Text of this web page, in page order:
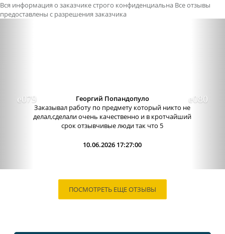
Вся информация о заказчике строго конфиденциальна Все отзывы
предоставлены с разрешения заказчика
Отличный сервис, очень приятные
администраторы. Связь очень хорошо налажена,
поэтому можно узнавать новости о написании
работы. Сама...
09.06.2026 13:15:00
ПОСМОТРЕТЬ ЕЩЕ ОТЗЫВЫ